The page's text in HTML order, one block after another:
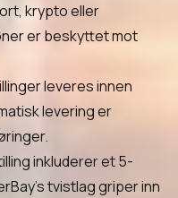
krypto eller
er beskyttet mot
leveres innen
levering er
inkluderer et 5-
tvistlag griper inn